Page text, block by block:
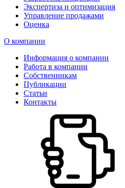
Экспертиза и оптимизация
Управление продажами
Оценка
О компании
Информация о компании
Работа в компании
Собственникам
Публикации
Статьи
Контакты